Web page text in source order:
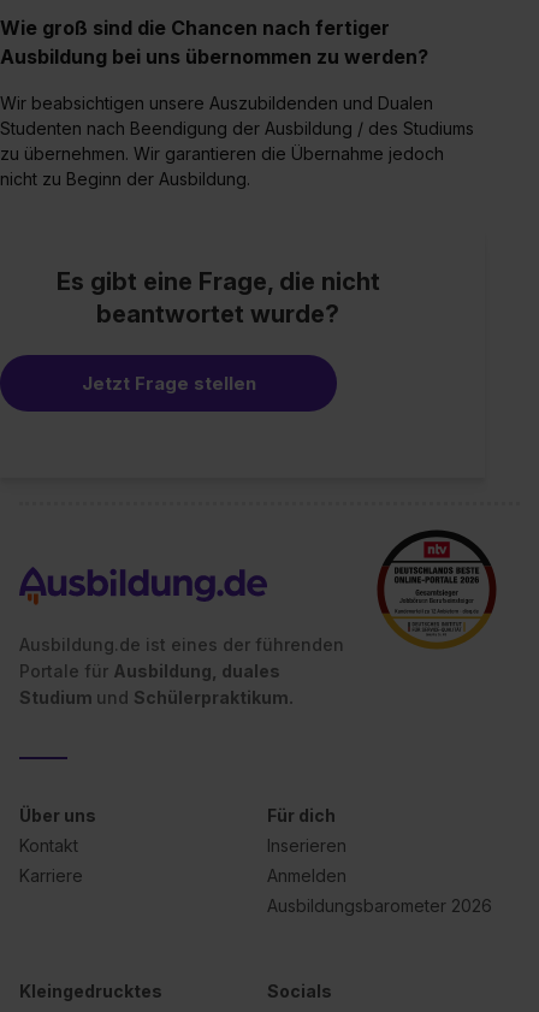
Wie groß sind die Chancen nach fertiger
Ausbildung bei uns übernommen zu werden?
Wir beabsichtigen unsere Auszubildenden und Dualen
Studenten nach Beendigung der Ausbildung / des Studiums
zu übernehmen. Wir garantieren die Übernahme jedoch
nicht zu Beginn der Ausbildung.
Es gibt eine Frage, die nicht
beantwortet wurde?
Jetzt Frage stellen
Ausbildung.de ist eines der führenden
Portale für Ausbildung, duales
Studium und Schülerpraktikum.
Über uns
Kontakt
Karriere
Für dich
Inserieren
Anmelden
Ausbildungsbarometer 2026
Kleingedrucktes
Socials